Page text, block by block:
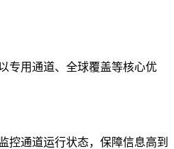
专用通道、全球覆盖等核心优
控通道运行状态，保障信息高到